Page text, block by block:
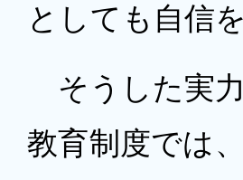
としても自信
そうした実
教育制度では